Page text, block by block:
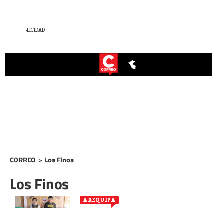
CORREO > Los Finos
Los Finos
AREQUIPA